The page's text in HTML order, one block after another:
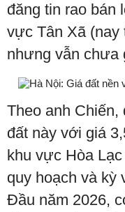
đăng tin rao bán
vực Tân Xã (nay
nhưng vẫn chưa
Theo anh Chiến,
đất này với giá
khu vực Hòa
quy hoạch và kỳ
Đầu năm 2026,